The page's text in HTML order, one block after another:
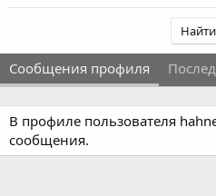
Найти
Сообщения профиля
В профиле пользователя
сообщения.